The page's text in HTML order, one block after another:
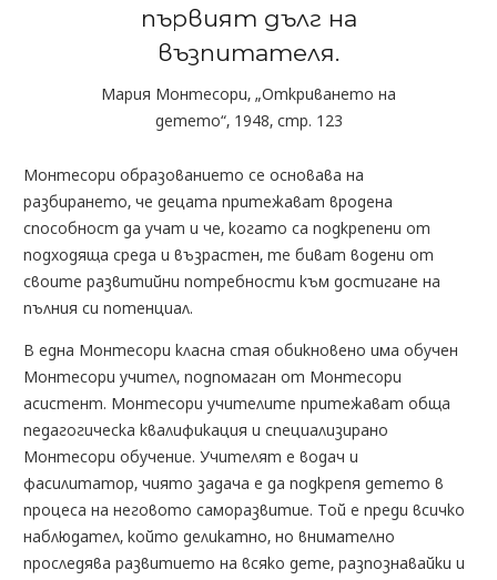
първият дълг на
възпитателя.
Мария Монтесори, „Откриването на
детето“, 1948, стр. 123
Монтесори образованието се основава на
разбирането, че децата притежават вродена
способност да учат и че, когато са подкрепени от
подходяща среда и възрастен, те биват водени от
своите развитийни потребности към достигане на
пълния си потенциал.
В една Монтесори класна стая обикновено има обучен
Монтесори учител, подпомаган от Монтесори
асистент. Монтесори учителите притежават обща
педагогическа квалификация и специализирано
Монтесори обучение. Учителят е водач и
фасилитатор, чиято задача е да подкрепя детето в
процеса на неговото саморазвитие. Той е преди всичко
наблюдател, който деликатно, но внимателно
проследява развитието на всяко дете, разпознавайки и